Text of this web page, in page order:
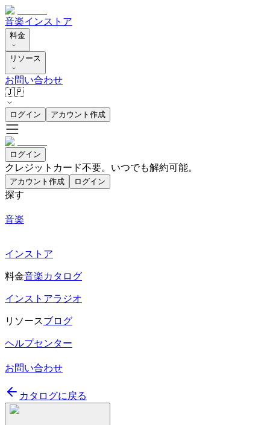
音楽インストア
料金
リソース
お問い合わせ
🇯🇵
ログイン アカウント作成
ログイン
クレジットカード不要。いつでも解約可能。
アカウント作成 ログイン
探す
音楽
インストア
料金音楽カタログ
インストアラジオ
リソースブログ
ヘルプセンター
お問い合わせ
カタログに戻る